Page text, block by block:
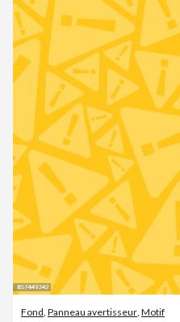
Fond Panneau avertisseur Motif